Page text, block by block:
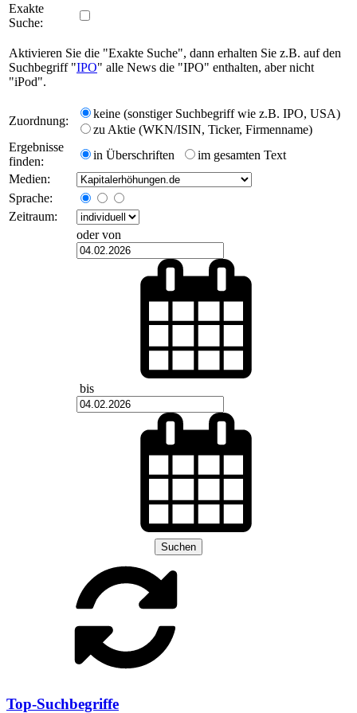
Exakte
Suche:
Aktivieren Sie die "Exakte Suche", dann erhalten Sie z.B. auf den
Suchbegriff "IPO" alle News die "IPO" enthalten, aber nicht
"iPod".
Zuordnung:
keine (sonstiger Suchbegriff wie z.B. IPO, USA)
zu Aktie (WKN/ISIN, Ticker, Firmenname)
Ergebnisse
finden:
in Überschriften
im gesamten Text
Medien:
Sprache:
Zeitraum:
oder von
bis
Suchen
Top-Suchbegriffe